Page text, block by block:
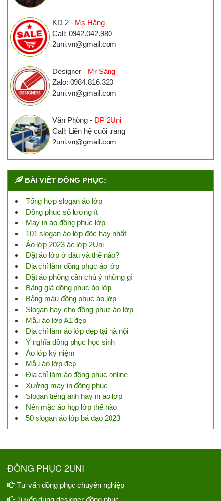
KD 2 - Ms Hằng
Call: 0942.042.980
2uni.vn@gmail.com
Designer - Mr Sáng
Zalo: 0984.816.320
2uni.vn@gmail.com
Văn Phòng - ĐP 2Uni
Call: Liên hệ cuối trang
2uni.vn@gmail.com
BÀI VIẾT ĐỒNG PHỤC:
Tổng hợp slogan áo lớp
Đồng phục số lượng ít
May in áo đồng phục lớp
101 slogan áo lớp độc hay nhất
Áo lớp 2023 áo lớp 2Uni
Đặt áo lớp ở đâu và thế nào?
Địa chỉ làm đồng phục áo lớp
Đặt áo phông cần chú ý những gì
Bảng giá đồng phục áo lớp
Bảng màu đồng phục áo lớp
Slogan hay cho đồng phục áo lớp
Mẫu áo lớp A1 đẹp
Địa chỉ làm áo lớp đẹp tại hà nội
Ý nghĩa đồng phục học sinh
Áo lớp kỷ niệm
Mẫu áo lớp đẹp
Địa chỉ làm áo đồng phục online
Xưởng may in đồng phục
Slogan tiếng anh hay in áo lớp
Nên mặc áo họp lớp thế nào
50 slogan áo lớp bá đạo 2023
ĐỒNG PHỤC 2UNI
Tư vấn đồng phục chuyên nghiệp
Tuyển dụng designer đồng phục